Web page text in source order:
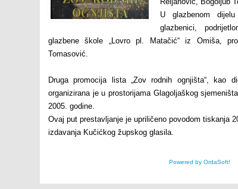
U glazbenom
glazbenici,
glazbene škole „Lovro pl. Matačić“ iz Omiša,
Tomasović.
Druga promocija lista „Zov rodnih ognjišta“, kao
organizirana je u prostorijama Glagoljaškog
2005. godine.
Ovaj put prestavljanje je upriličeno povodom tiskanja
izdavanja Kučićkog župskog glasila.
Powered by OrdaSoft!